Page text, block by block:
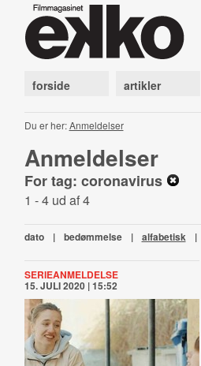
forside artikler
Du er her:Anmeldelser
Anmeldelser
For tag: coronavirus
1 - 4 ud af 4
dato | bedømmelse | alfabetisk |
SERIEANMELDELSE
15. JULI 2020 | 15:52